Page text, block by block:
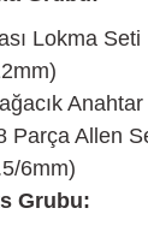
Lokma Seti
Anahtar
Parça Allen
6mm)
Grubu: